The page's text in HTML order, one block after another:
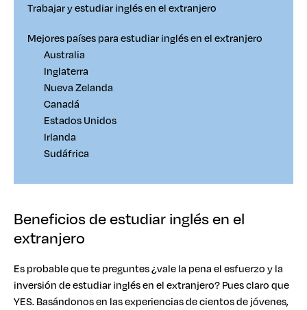
Trabajar y estudiar inglés en el extranjero
Mejores países para estudiar inglés en el extranjero
Australia
Inglaterra
Nueva Zelanda
Canadá
Estados Unidos
Irlanda
Sudáfrica
Beneficios de estudiar inglés en el
extranjero
Es probable que te preguntes ¿vale la pena el esfuerzo y la
inversión de estudiar inglés en el extranjero? Pues claro que
YES. Basándonos en las experiencias de cientos de jóvenes,